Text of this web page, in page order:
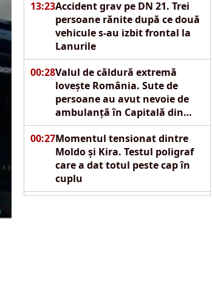
13:23Accident grav pe DN 21. Trei
persoane rănite după ce două
vehicule s-au izbit frontal la
Lanurile
00:28Valul de căldură extremă
lovește România. Sute de
persoane au avut nevoie de
ambulanță în Capitală din
cauza caniculei
00:27Momentul tensionat dintre
Moldo și Kira. Testul poligraf
care a dat totul peste cap în
cuplu